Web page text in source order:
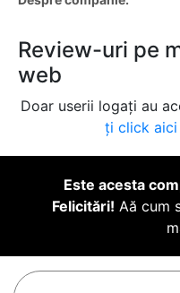
Review-uri pe
web
Doar userii logați au
ți click aici
Este acesta
Felicitări! Aă cum